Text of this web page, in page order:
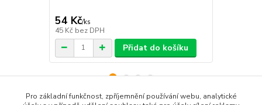
54 Kč/ks
45 Kč bez DPH
Přidat do košíku
Pro základní funkčnost, zpříjemnění používání webu, analytické